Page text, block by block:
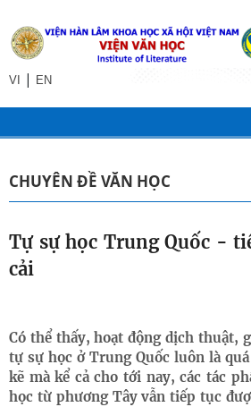
VI | EN
CHUYÊN ĐỀ VĂN HỌC
Tự sự học Trung Quốc -
cải
Có thể thấy, hoạt động dịch thuật,
tự sự học ở Trung Quốc luôn là
kẽ mà kể cả cho tới nay, các tác
học từ phương Tây vẫn tiếp tục